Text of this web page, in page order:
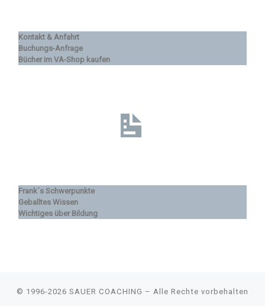
Kontakt & Anfahrt
Buchungs-Anfrage
Bücher im VA-Shop kaufen
Frank´s Schwerpunkte
Geballtes Wissen
Wichtiges über Bildung
© 1996-2026 SAUER COACHING – Alle Rechte vorbehalten